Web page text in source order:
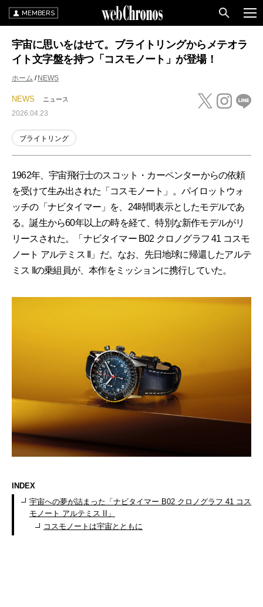
MEMBERS
宇宙に思いをはせて。ブライトリングからメテオラ
イト文字盤を持つ「コスモノート」が登場！
ホーム NEWS
NEWS ニュース
2026.04.23
ブライトリング
1962年、宇宙飛行士のスコット・カーペンターからの依頼
を受けて生み出された「コスモノート」。パイロットウォ
ッチの「ナビタイマー」を、24時間表示としたモデルであ
る。誕生から60年以上の時を経て、特別な新作モデルがリ
リースされた。「ナビタイマー B02 クロノグラフ 41 コスモ
ノート アルテミス II」だ。なお、先日地球に帰還したアルテ
ミス IIの乗組員が、本作をミッションに携行していた。
INDEX
宇宙への夢が詰まった「ナビタイマー B02 クロノグラフ 41 コス
モノート アルテミス II」
コスモノートは宇宙とともに